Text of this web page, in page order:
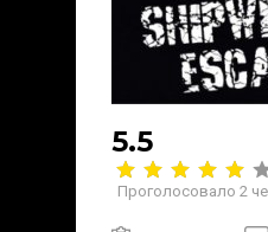
5.5
Проголосовало 2